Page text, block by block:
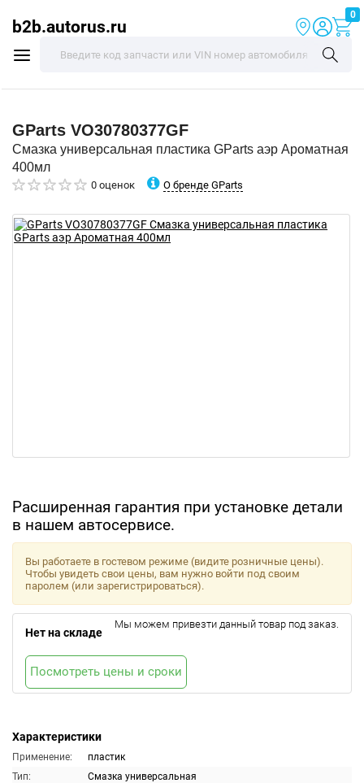
b2b.autorus.ru
0
GParts VO30780377GF
Смазка универсальная пластика GParts аэр Ароматная
400мл
0 оценок О бренде GParts
Расширенная гарантия при установке детали
в нашем автосервисе.
Характеристики
Применение:
пластик
Тип:
Смазка универсальная
Вы работаете в гостевом режиме (видите розничные цены).
Чтобы увидеть свои цены, вам нужно войти под своим
паролем (или зарегистрироваться).
Нет на складе
Мы можем привезти данный товар под заказ.
Посмотреть цены и сроки